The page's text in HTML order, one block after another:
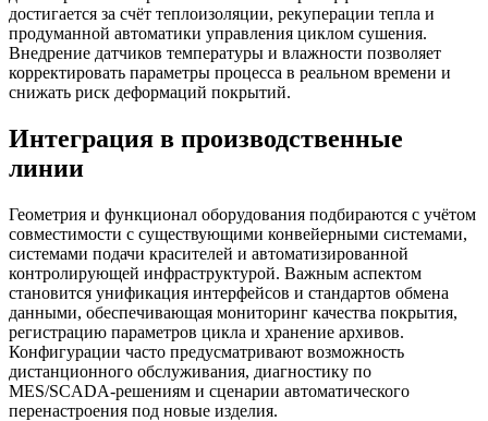
достигается за счёт теплоизоляции, рекуперации тепла и
продуманной автоматики управления циклом сушения.
Внедрение датчиков температуры и влажности позволяет
корректировать параметры процесса в реальном времени и
снижать риск деформаций покрытий.
Интеграция в производственные
линии
Геометрия и функционал оборудования подбираются с учётом
совместимости с существующими конвейерными системами,
системами подачи красителей и автоматизированной
контролирующей инфраструктурой. Важным аспектом
становится унификация интерфейсов и стандартов обмена
данными, обеспечивающая мониторинг качества покрытия,
регистрацию параметров цикла и хранение архивов.
Конфигурации часто предусматривают возможность
дистанционного обслуживания, диагностику по
MES/SCADA‑решениям и сценарии автоматического
перенастроения под новые изделия.